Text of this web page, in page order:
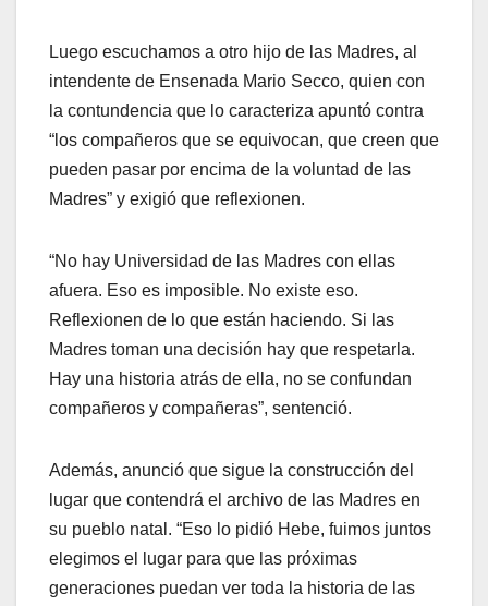
Luego escuchamos a otro hijo de las Madres, al
intendente de Ensenada Mario Secco, quien con
la contundencia que lo caracteriza apuntó contra
“los compañeros que se equivocan, que creen que
pueden pasar por encima de la voluntad de las
Madres” y exigió que reflexionen.
“No hay Universidad de las Madres con ellas
afuera. Eso es imposible. No existe eso.
Reflexionen de lo que están haciendo. Si las
Madres toman una decisión hay que respetarla.
Hay una historia atrás de ella, no se confundan
compañeros y compañeras”, sentenció.
Además, anunció que sigue la construcción del
lugar que contendrá el archivo de las Madres en
su pueblo natal. “Eso lo pidió Hebe, fuimos juntos
elegimos el lugar para que las próximas
generaciones puedan ver toda la historia de las